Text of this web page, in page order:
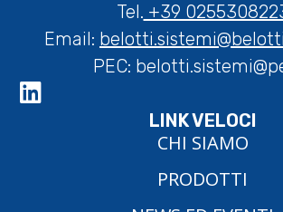
Tel. +39
Email:
PEC:
LINK VELOCI
CHI SIAMO
PRODOTTI